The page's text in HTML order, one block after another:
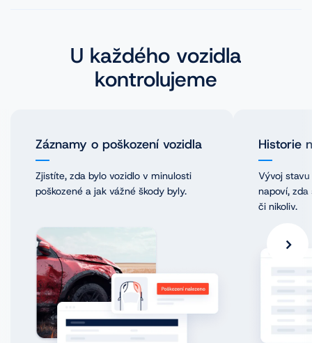
Naši partneři
Pro média
U každého vozidla
kontrolujeme
Záznamy o poškození vozidla
Zjistíte, zda bylo vozidlo v minulosti
poškozené a jak vážné škody byly.
Historie
Vývoj
napoví,
či nikoliv.